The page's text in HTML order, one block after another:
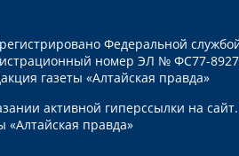
Федеральной
номер ЭЛ № ФС77-
газеты «Алтайская правда»
активной гиперссылки на
«Алтайская правда»